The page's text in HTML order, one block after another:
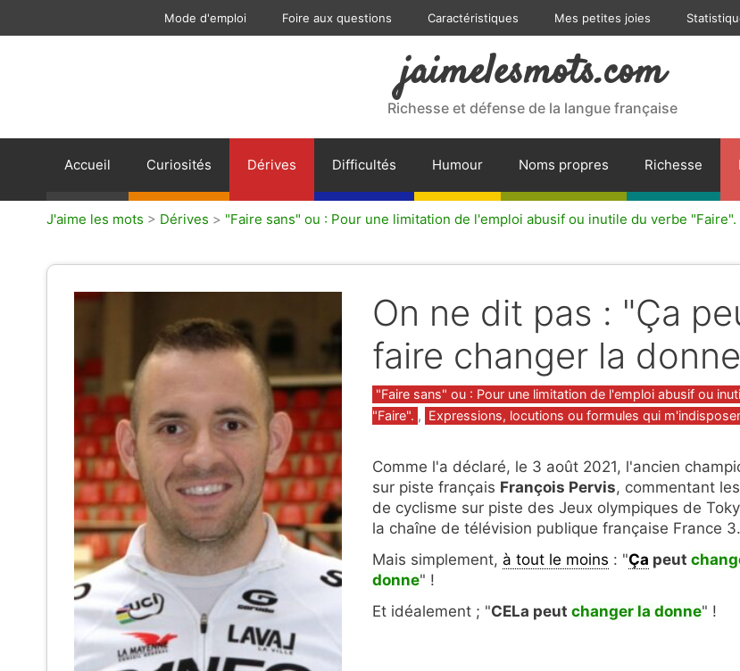
Mode d'emploi Foire aux questions Caractéristiques Mes petites joies
jaimelesmots.com
Richesse et défense de la langue française
Accueil Curiosités Dérives Difficultés Humour Noms propres Richesse
J'aime les mots > Dérives > "Faire sans" ou : Pour une limitation de l'emploi abusif ou inutile du verbe "Faire".
On ne dit pas : "Ça
faire changer la
Catégories
"Faire sans" ou : Pour une limitation de l'emploi abusif ou
"Faire". , Expressions, locutions ou formules qui
Comme l'a déclaré, le 3 août 2021, l'ancien
sur piste français François Pervis, commentant
de cyclisme sur piste des Jeux olympiques de
la chaîne de télévision publique française France 3.
Mais simplement, à tout le moins : "Ça peut
donne" !
Et idéalement ; "CELa peut changer la donne" !